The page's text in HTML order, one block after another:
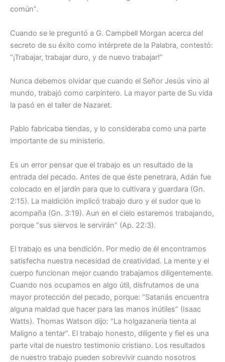
común”.
Cuando se le preguntó a G. Campbell Morgan acerca del
secreto de su éxito como intérprete de la Palabra, contestó:
“¡Trabajar, trabajar duro, y de nuevo trabajar!”
Nunca debemos olvidar que cuando el Señor Jesús vino al
mundo, trabajó como carpintero. La mayor parte de Su vida
la pasó en el taller de Nazaret.
Pablo fabricaba tiendas, y lo consideraba como una parte
importante de su ministerio.
Es un error pensar que el trabajo es un resultado de la
entrada del pecado. Antes de que éste penetrara, Adán fue
colocado en el jardín para que lo cultivara y guardara (Gn.
2:15). La maldición implicó trabajo duro y el sudor que lo
acompaña (Gn. 3:19). Aun en el cielo estaremos trabajando,
porque “sus siervos le servirán” (Ap. 22:3).
El trabajo es una bendición. Por medio de él encontramos
satisfecha nuestra necesidad de creatividad. La mente y el
cuerpo funcionan mejor cuando trabajamos diligentemente.
Cuando nos ocupamos en algo útil, disfrutamos de una
mayor protección del pecado, porque: “Satanás encuentra
alguna maldad que hacer para las manos inútiles” (Isaac
Watts). Thomas Watson dijo: “La holgazanería tienta al
Maligno a tentar”. El trabajo honesto, diligente y fiel es una
parte vital de nuestro testimonio cristiano. Los resultados
de nuestro trabajo pueden sobrevivir cuando nosotros